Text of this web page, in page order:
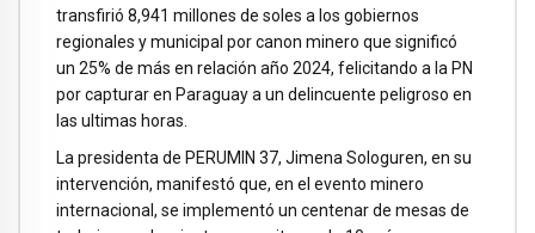
transfirió 8,941 millones de soles a los gobiernos
regionales y municipal por canon minero que significó
un 25% de más en relación año 2024, felicitando a la PN
por capturar en Paraguay a un delincuente peligroso en
las ultimas horas.
La presidenta de PERUMIN 37, Jimena Sologuren, en su
intervención, manifestó que, en el evento minero
internacional, se implementó un centenar de mesas de